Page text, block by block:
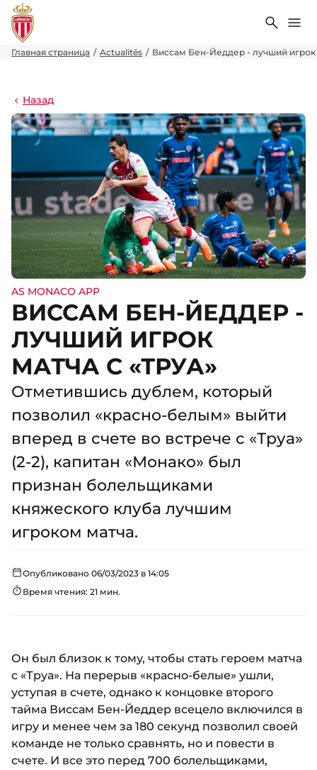
Поиск
Главная страница Actualités Виссам Бен-Йеддер - лучший игрок
Назад
AS MONACO APP
ВИССАМ БЕН-ЙЕДДЕР -
ЛУЧШИЙ ИГРОК
МАТЧА С «ТРУА»
Отметившись дублем, который
позволил «красно-белым» выйти
вперед в счете во встрече с «Труа»
(2-2), капитан «Монако» был
признан болельщиками
княжеского клуба лучшим
игроком матча.
Опубликовано 06/03/2023 в 14:05
Время чтения: 21 мин.
Он был близок к тому, чтобы стать героем матча
с «Труа». На перерыв «красно-белые» ушли,
уступая в счете, однако к концовке второго
тайма Виссам Бен-Йеддер всецело включился в
игру и менее чем за 180 секунд позволил своей
команде не только сравнять, но и повести в
счете. И все это перед 700 болельщиками,